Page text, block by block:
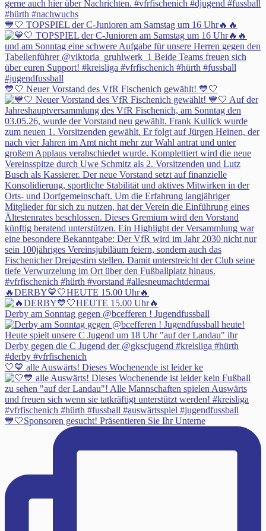
💙🤍 TOPSPIEL der C-Junioren am Samstag um 16 Uhr🔥🔥
💙🤍 Neuer Vorstand des VfR Fischenich gewählt! 💙🤍
🔥DERBY💙🤍HEUTE 15.00 Uhr🔥
Derby am Sonntag gegen @bcefferen ! Jugendfussball
🤍💙 alle Auswärts! Dieses Wochenende ist leider ke
💙🤍Sponsoren gesucht! Präsentieren Sie Ihr Unterne